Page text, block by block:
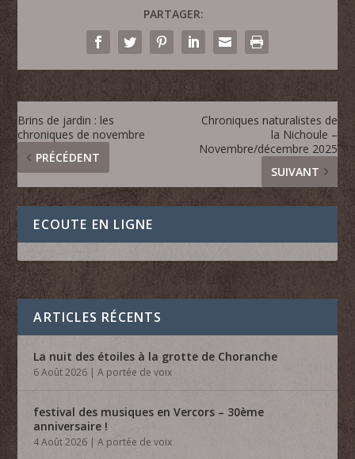
PARTAGER:
Brins de jardin : les
chroniques de novembre
PRÉCÉDENT
Chroniques naturalistes de
la Nichoule –
Novembre/décembre 2025
SUIVANT
ECOUTE EN LIGNE
ARTICLES RÉCENTS
La nuit des étoiles à la grotte de Choranche
6 Août 2026 |A portée de voix
festival des musiques en Vercors – 30ème
anniversaire !
4 Août 2026 |A portée de voix